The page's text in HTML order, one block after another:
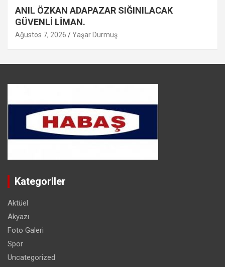
ANIL ÖZKAN ADAPAZAR SIĞINILACAK
GÜVENLİ LİMAN.
Ağustos 7, 2026 Yaşar Durmuş
Kategoriler
Aktüel
Akyazı
Foto Galeri
Spor
Uncategorized